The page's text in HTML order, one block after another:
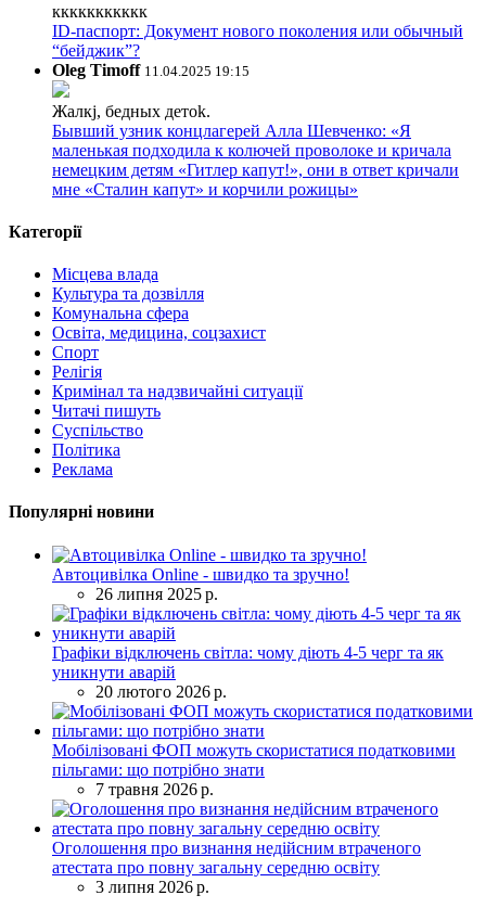
ккккккккккк
ID-паспорт: Документ нового поколения или обычный
“бейджик”?
Oleg Timoff 11.04.2025 19:15
Жалкj, бедных детok.
Бывший узник концлагерей Алла Шевченко: «Я
маленькая подходила к колючей проволоке и кричала
немецким детям «Гитлер капут!», они в ответ кричали
мне «Сталин капут» и корчили рожицы»
Категорії
Місцева влада
Культура та дозвілля
Комунальна сфера
Освіта, медицина, соцзахист
Спорт
Релігія
Кримінал та надзвичайні ситуації
Читачі пишуть
Суспільство
Політика
Реклама
Популярні новини
Автоцивілка Online - швидко та зручно!
26 липня 2025 р.
Графіки відключень світла: чому діють 4-5 черг та як
уникнути аварій
20 лютого 2026 р.
Мобілізовані ФОП можуть скористатися податковими
пільгами: що потрібно знати
7 травня 2026 р.
Оголошення про визнання недійсним втраченого
атестата про повну загальну середню освіту
3 липня 2026 р.